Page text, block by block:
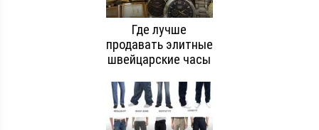
Где лучше
продавать элитные
швейцарские часы